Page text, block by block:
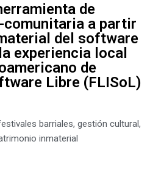
de
a partir
del software
experiencia local
de
Libre (FLISoL)
barriales, gestión cultural,
inmaterial